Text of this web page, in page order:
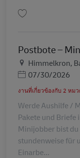
Postbote –
สถานที่
Himmelkron,
Posted Date
07/30/2026
งานที่เกี่ยวข้องกับ 2 หม
Werde Aushilfe /
Pakete und
Minijobber bist du
stundenweise für
Einarbe...